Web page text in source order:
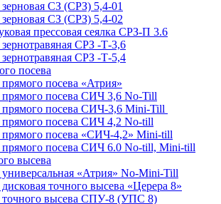
СЗ (СРЗ) 5,4-01
СЗ (СРЗ) 5,4-02
прессовая сеялка СРЗ-П 3.6
СРЗ -Т-3,6
СРЗ -Т-5,4
посева
посева «Атрия»
прямого посева СИЧ 3,6 No-Till
прямого посева СИЧ-3,6 Mini-Till
прямого посева СИЧ 4,2 No-till
прямого посева «СИЧ-4,2» Mini-till
прямого посева СИЧ 6.0 No-till, Mini-till
высева
универсальная «Атрия» No-Mini-Till
точного высева «Церера 8»
точного высева СПУ-8 (УПС 8)